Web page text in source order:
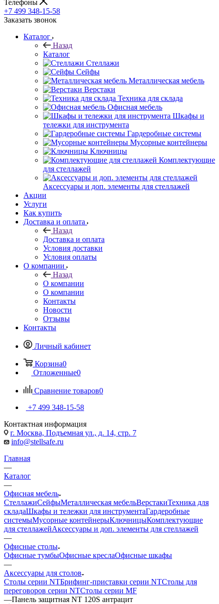
Телефоны
+7 499 348-15-58
Заказать звонок
Каталог
Назад
Каталог
Стеллажи
Сейфы
Металлическая мебель
Верстаки
Техника для склада
Офисная мебель
Шкафы и
тележки для инструмента
Гардеробные системы
Мусорные контейнеры
Ключницы
Комплектующие
для стеллажей
Аксессуары и доп. элементы для стеллажей
Акции
Услуги
Как купить
Доставка и оплата
Назад
Доставка и оплата
Условия доставки
Условия оплаты
О компании
Назад
О компании
О компании
Контакты
Новости
Отзывы
Контакты
Личный кабинет
Корзина0
Отложенные0
Сравнение товаров0
+7 499 348-15-58
Контактная информация
г. Москва, Подъемная ул., д. 14, стр. 7
info@stellsafe.ru
Главная
—
Каталог
—
Офисная мебель
СтеллажиСейфыМеталлическая мебельВерстакиТехника для
складаШкафы и тележки для инструментаГардеробные
системыМусорные контейнерыКлючницыКомплектующие
для стеллажейАксессуары и доп. элементы для стеллажей
—
Офисные столы
Офисные тумбыОфисные креслаОфисные шкафы
—
Аксессуары для столов
Столы серии NTБрифинг-приставки серии NTСтолы для
переговоров серии NTСтолы серии MF
—Панель защитная NT 120S антрацит